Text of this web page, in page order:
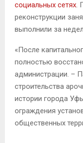
социальных сетях.
реконструкции
выполнили за
«После
полностью
администрации. –
строительства
истории города
ограждения
общественных